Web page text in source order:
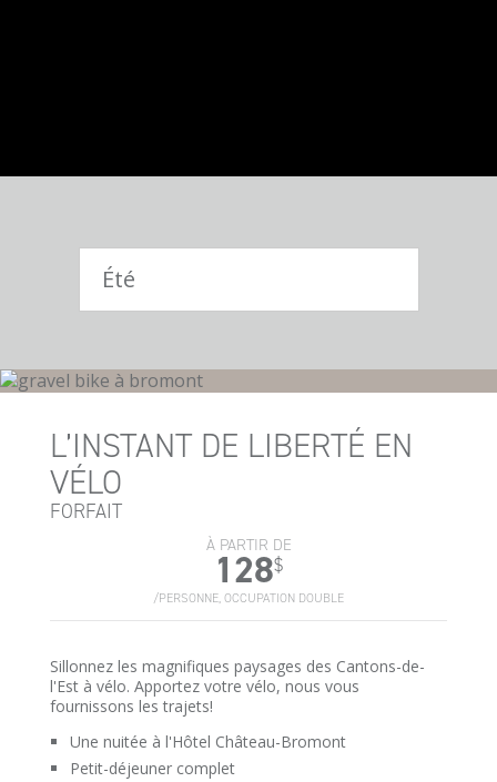
L’INSTANT DE LIBERTÉ EN
VÉLO
FORFAIT
À PARTIR DE
128$
/PERSONNE, OCCUPATION DOUBLE
Sillonnez les magnifiques paysages des Cantons-de-
l'Est à vélo. Apportez votre vélo, nous vous
fournissons les trajets!
Une nuitée à l'Hôtel Château-Bromont
Petit-déjeuner complet